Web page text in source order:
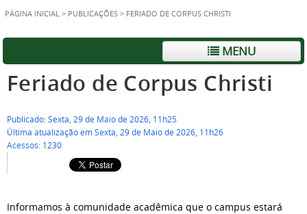
PÁGINA INICIAL > PUBLICAÇÕES > FERIADO DE CORPUS CHRISTI
MENU
Feriado de Corpus Christi
Publicado: Sexta, 29 de Maio de 2026, 11h25
Última atualização em Sexta, 29 de Maio de 2026, 11h26
Acessos: 1230
Informamos à comunidade acadêmica que o campus estará